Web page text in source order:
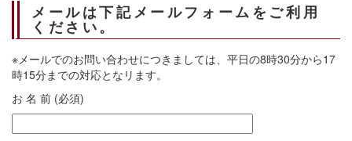
メールは下記メールフォームをご利用
ください。
※メールでのお問い合わせにつきましては、平日の8時30分から17
時15分までの対応となリます。
お 名 前 (必須)